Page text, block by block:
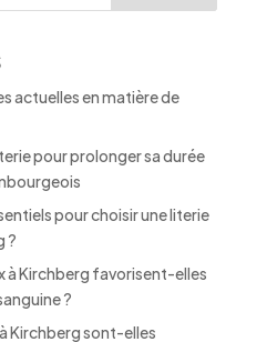
actuelles en matière de
pour prolonger sa durée
pour choisir une literie
?
à Kirchberg favorisent-elles
?
Kirchberg sont-elles